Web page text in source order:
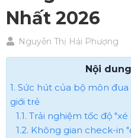
Nhất 2026
Nguyễn Thị Hải Phượng
Nội
1. Sức hút của bộ môn
giới trẻ
1.1. Trải nghiệm tốc độ
1.2. Không gian check-in